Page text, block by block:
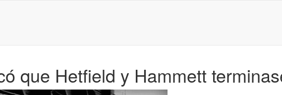
que Hetfield y Hammett